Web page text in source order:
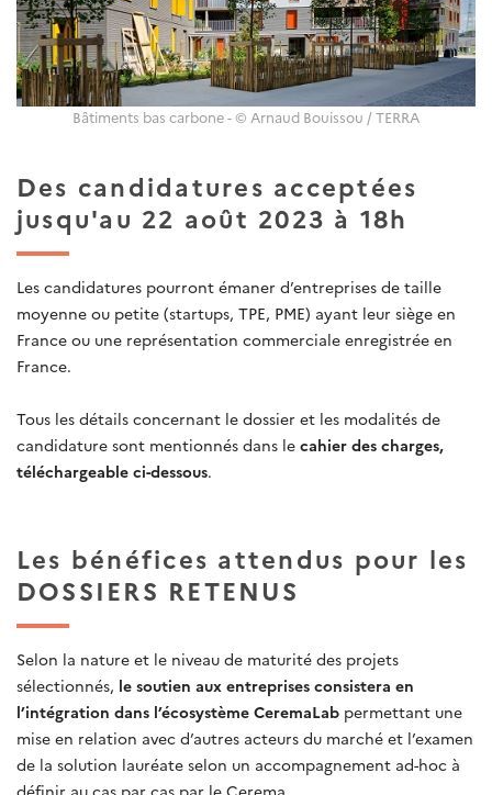
Bâtiments bas carbone - © Arnaud Bouissou / TERRA
Des candidatures acceptées
jusqu'au 22 août 2023 à 18h
Les candidatures pourront émaner d’entreprises de taille
moyenne ou petite (startups, TPE, PME) ayant leur siège en
France ou une représentation commerciale enregistrée en
France.
Tous les détails concernant le dossier et les modalités de
candidature sont mentionnés dans le cahier des charges,
téléchargeable ci-dessous.
Les bénéfices attendus pour les
DOSSIERS RETENUS
Selon la nature et le niveau de maturité des projets
sélectionnés, le soutien aux entreprises consistera en
l’intégration dans l’écosystème CeremaLab permettant une
mise en relation avec d’autres acteurs du marché et l’examen
de la solution lauréate selon un accompagnement ad-hoc à